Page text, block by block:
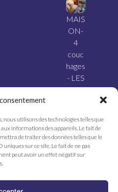
utilisons des technologies telles que
informations des appareils. Le fait de
de traiter des données telles que le
sur ce site. Le fait de ne pas
peut avoir un effet négatif sur
MAIS
ON-
4
couc
hages
- LES
SABL
ONN
E